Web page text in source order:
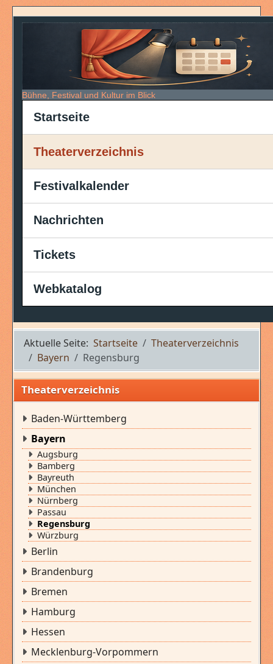
Bühne, Festival und Kultur im Blick
Startseite
Theaterverzeichnis
Festivalkalender
Nachrichten
Tickets
Webkatalog
Aktuelle Seite: Startseite
Theaterverzeichnis
Bayern
Regensburg
Theaterverzeichnis
Baden-Württemberg
Bayern
Augsburg
Bamberg
Bayreuth
München
Nürnberg
Passau
Regensburg
Würzburg
Berlin
Brandenburg
Bremen
Hamburg
Hessen
Mecklenburg-Vorpommern